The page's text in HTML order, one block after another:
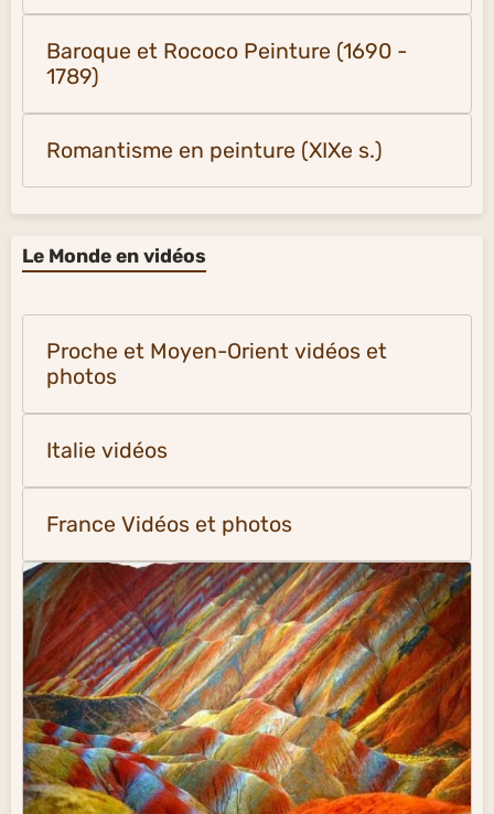
Baroque et Rococo Peinture (1690 -
1789)
Romantisme en peinture (XIXe s.)
Le Monde en vidéos
Proche et Moyen-Orient vidéos et
photos
Italie vidéos
France Vidéos et photos